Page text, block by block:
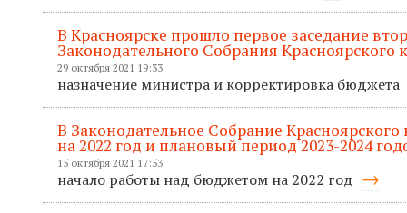
В Красноярске прошло первое заседание
Законодательного Собрания Красноярского
29 октября 2021 19:33
назначение министра и корректировка бюджета
В Законодательное Собрание
на 2022 год и плановый период 2023-2024
15 октября 2021 17:53
начало работы над бюджетом на 2022 год